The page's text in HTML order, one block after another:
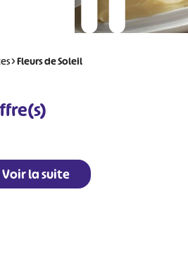
>Fleurs de Soleil
Voir la suite